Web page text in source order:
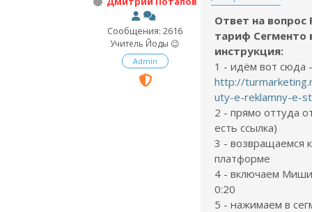
Сообщения: 2616
Учитель Йоды 😉
Admin
Ответ на вопрос
тариф Сегменто
инструкция:
1 - идём вот сюда
http://
uty-e-reklamny-e-
2 - прямо оттуда
есть ссылка)
3 - возвращаемся
платформе
4 - включаем
0:20
5 - нажимаем в